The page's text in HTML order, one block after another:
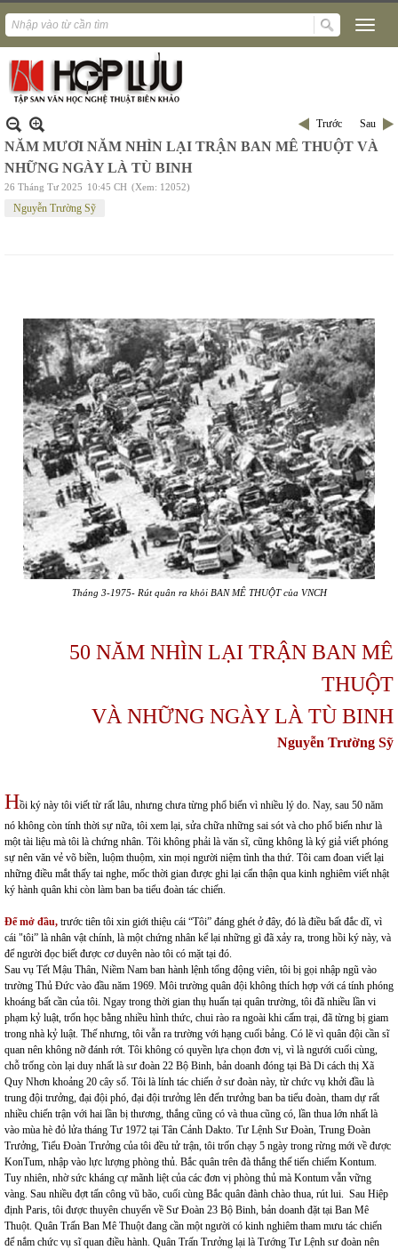
Trước Sau
NĂM MƯƠI NĂM NHÌN LẠI TRẬN BAN MÊ THUỘT VÀ
NHỮNG NGÀY LÀ TÙ BINH
26 Tháng Tư 2025 10:45 CH (Xem: 12052)
Nguyễn Trường Sỹ
Tháng 3-1975- Rút quân ra khỏi BAN MÊ THUỘT của VNCH
50 NĂM NHÌN LẠI TRẬN BAN MÊ
THUỘT
VÀ NHỮNG NGÀY LÀ TÙ BINH
Nguyễn Trường Sỹ
Hồi ký này tôi viết từ rất lâu, nhưng chưa từng phổ biến vì nhiều lý do. Nay, sau 50 năm
nó không còn tính thời sự nữa, tôi xem lại, sửa chữa những sai sót và cho phổ biến như là
một tài liệu mà tôi là chứng nhân. Tôi không phải là văn sĩ, cũng không là ký giả viết phóng
sự nên văn vẻ võ biền, luộm thuộm, xin mọi người niệm tình tha thứ. Tôi cam đoan viết lại
những điều mắt thấy tai nghe, mốc thời gian được ghi lại cẩn thận qua kinh nghiêm viết nhật
ký hành quân khi còn làm ban ba tiểu đoàn tác chiến.
Để mở đầu, trước tiên tôi xin giới thiệu cái “Tôi” đáng ghét ở đây, đó là điều bất đắc dĩ, vì
cái "tôi” là nhân vật chính, là một chứng nhân kể lại những gì đã xảy ra, trong hồi ký này, và
để người đọc biết được cơ duyên nào tôi có mặt tại đó.
Sau vụ Tết Mậu Thân, Niềm Nam ban hành lệnh tổng động viên, tôi bị gọi nhập ngũ vào
trường Thủ Đức vào đầu năm 1969. Môi trường quân đội không thích hợp với cá tính phóng
khoáng bất cần của tôi. Ngay trong thời gian thụ huấn tại quân trường, tôi đã nhiều lần vi
phạm kỷ luật, trốn học bằng nhiều hình thức, chui rào ra ngoài khi cấm trại, đã từng bị giam
trong nhà kỷ luật. Thế nhưng, tôi vẫn ra trường với hạng cuối bảng. Có lẽ vì quân đội cần sĩ
quan nên không nỡ đánh rớt. Tôi không có quyền lựa chọn đơn vị, vì là ngưới cuối cùng,
chỗ trống còn lại duy nhất là sư đoàn 22 Bộ Binh, bản doanh đóng tại Bà Di cách thị Xã
Quy Nhơn khoảng 20 cây số. Tôi là lính tác chiến ở sư đoàn này, từ chức vụ khởi đầu là
trung đội trưởng, đại đội phó, đại đội trưởng lên đến trưởng ban ba tiểu đoàn, tham dự rất
nhiều chiến trận với hai lần bị thương, thắng cũng có và thua cũng có, lần thua lớn nhất là
vào mùa hè đỏ lửa tháng Tư 1972 tại Tân Cảnh Dakto. Tư Lệnh Sư Đoàn, Trung Đoàn
Trưởng, Tiểu Đoàn Trưởng của tôi đều tử trận, tôi trốn chạy 5 ngày trong rừng mới về được
KonTum, nhập vào lực lượng phòng thủ. Bắc quân trên đà thắng thế tiến chiếm Kontum.
Tuy nhiên, nhờ sức kháng cự mãnh liệt của các đơn vị phòng thủ mà Kontum vẫn vững
vàng. Sau nhiều đợt tấn công vũ bão, cuối cùng Bắc quân đành chào thua, rút lui. Sau Hiệp
định Paris, tôi được thuyên chuyển về Sư Đoàn 23 Bộ Binh, bản doanh đặt tại Ban Mê
Thuột. Quân Trấn Ban Mê Thuột đang cần một người có kinh nghiêm tham mưu tác chiến
để nắm chức vụ sĩ quan điều hành. Quân Trấn Trưởng lại là Tướng Tư Lệnh sư đoàn nên